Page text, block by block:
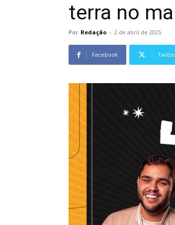
terra no
Por Redação - 2 de abril de 2025
Facebook